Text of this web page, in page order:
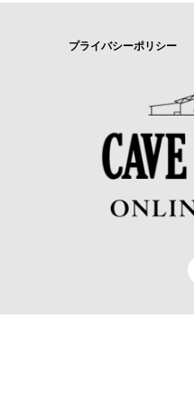
プライバシーポリシー